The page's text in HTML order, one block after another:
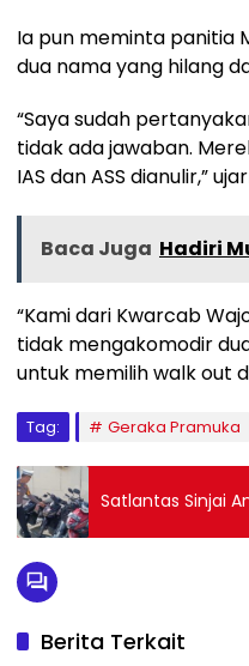
Ia pun meminta panitia
dua nama yang hilang
“Saya sudah
tidak ada jawaban.
IAS dan ASS dianulir,”
Baca Juga Hadiri
“Kami dari Kwarcab
tidak mengakomodir
untuk memilih walk out
Tag: Geraka Pramuka
Satlantas Sinjai
Berita Terkait